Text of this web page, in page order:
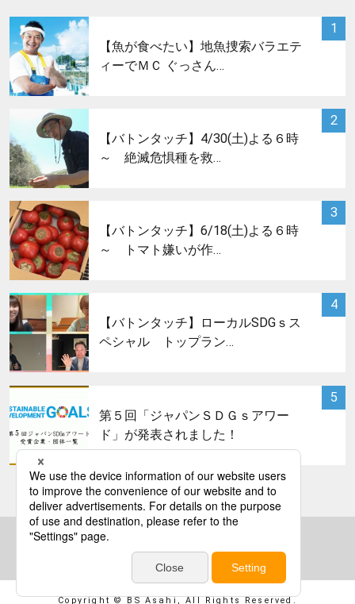
1
サムネイル
【魚が食べたい】地魚捜索バラエテ
ィーでＭＣ ぐっさん…
2
【バトンタッチ】4/30(土)よる６時
～ 絶滅危惧種を救…
3
【バトンタッチ】6/18(土)よる６時
～ トマト嫌いが作…
4
サムネイル
【バトンタッチ】ローカルSDGｓス
ペシャル トップラン…
5
サムネイル
第５回「ジャパンＳＤＧｓアワー
ド」が発表されました！
Copyright © BS Asahi, All Rights Reserved.